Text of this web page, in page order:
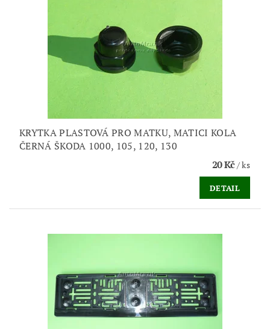
KRYTKA PLASTOVÁ PRO MATKU, MATICI KOLA
ČERNÁ ŠKODA 1000, 105, 120, 130
20 Kč/ ks
DETAIL